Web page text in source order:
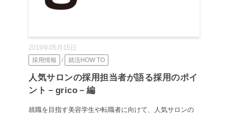
2019年05月15日
採用情報 / 就活HOW TO
人気サロンの採用担当者が語る採用のポイ
ント－grico－編
就職を目指す美容学生や転職者に向けて、人気サロンの